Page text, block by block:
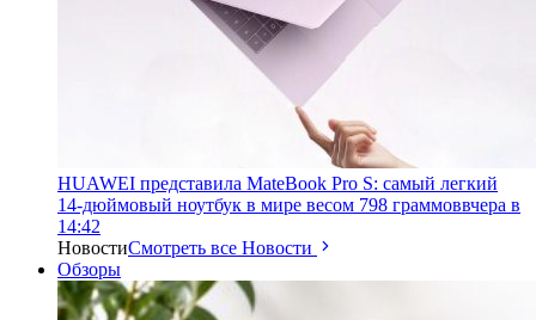
HUAWEI представила MateBook Pro S: самый легкий
14-дюймовый ноутбук в мире весом 798 граммоввчера в
14:42
НовостиСмотреть все Новости
Обзоры